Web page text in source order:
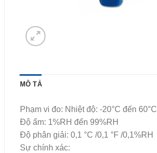
MÔ TẢ
Phạm vi đo: Nhiệt độ: -20°C đến 60°C
Độ ẩm: 1%RH đến 99%RH
Độ phân giải: 0,1 °C /0,1 °F /0,1%RH
Sự chính xác: